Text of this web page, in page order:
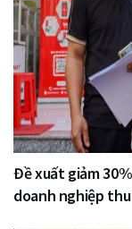
Đề xuất giảm
doanh nghiệp